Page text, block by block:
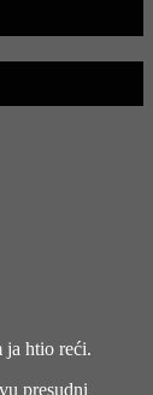
ja htio reći.
presudni